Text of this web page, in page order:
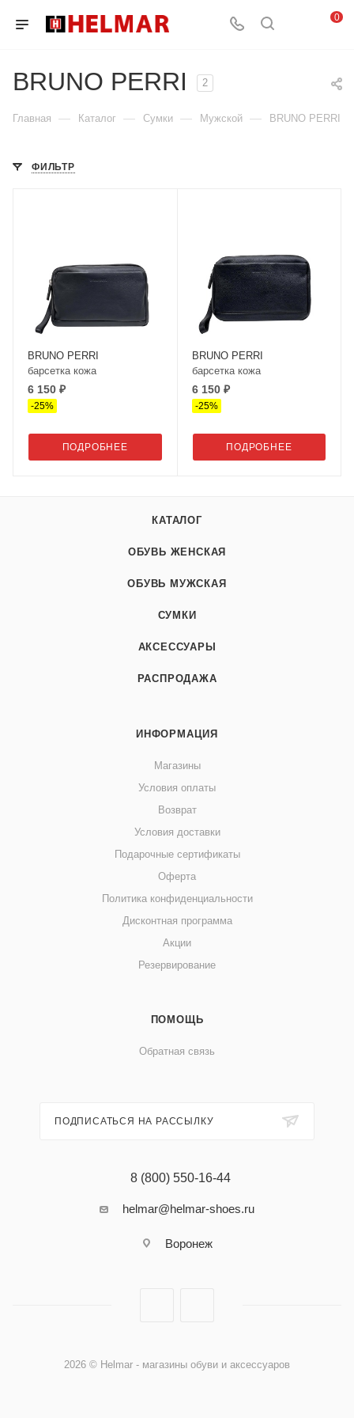
0
BRUNO PERRI 2
Главная — Каталог — Сумки — Мужской — BRUNO PERRI
ФИЛЬТР
BRUNO PERRI
барсетка кожа
6 150 ₽
-25%
ПОДРОБНЕЕ
BRUNO PERRI
барсетка кожа
6 150 ₽
-25%
ПОДРОБНЕЕ
КАТАЛОГ
ОБУВЬ ЖЕНСКАЯ
ОБУВЬ МУЖСКАЯ
СУМКИ
АКСЕССУАРЫ
РАСПРОДАЖА
ИНФОРМАЦИЯ
Магазины
Условия оплаты
Возврат
Условия доставки
Подарочные сертификаты
Оферта
Политика конфиденциальности
Дисконтная программа
Акции
Резервирование
ПОМОЩЬ
Обратная связь
ПОДПИСАТЬСЯ НА РАССЫЛКУ
8 (800) 550-16-44
helmar@helmar-shoes.ru
Воронеж
2026 © Helmar - магазины обуви и аксессуаров